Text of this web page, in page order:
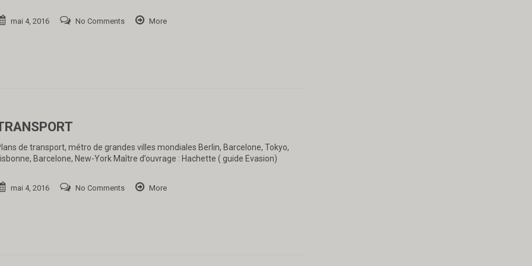
mai 4, 2016 No Comments More
de transport, métro de grandes villes mondiales Berlin, Barcelone, Tokyo,
Barcelone, New-York Maître d’ouvrage : Hachette ( guide Evasion)
mai 4, 2016 No Comments More